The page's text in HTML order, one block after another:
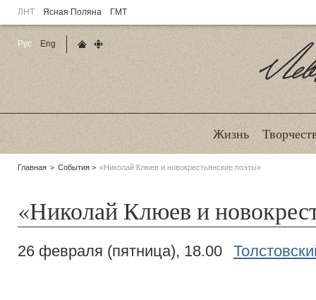
ЛНТ Ясная Поляна ГМТ
Жизнь
Родительские
Главная События «Николай Клюев и новокрестьянские поэты»
«Николай Клюев и
26 февраля (пятница), 18.00
Рус
Eng